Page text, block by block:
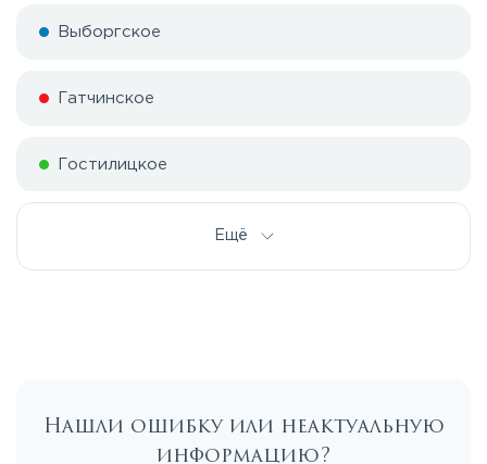
Выборгское
Гатчинское
Гостилицкое
Ленинградское
Ещё
Нашли ошибку или неактуальную
информацию?